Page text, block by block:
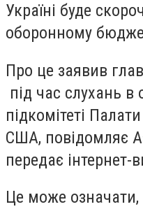
Україні буде
оборонному
Про це заявив
під час слухань
підкомітеті
США, повідомляє
передає інтернет-
Це може